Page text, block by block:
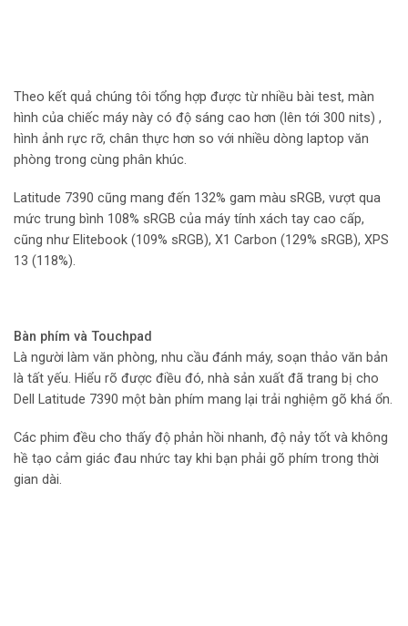
Theo kết quả chúng tôi tổng hợp được từ nhiều bài test, màn
hình của chiếc máy này có độ sáng cao hơn (lên tới 300 nits) ,
hình ảnh rực rỡ, chân thực hơn so với nhiều dòng laptop văn
phòng trong cùng phân khúc.
Latitude 7390 cũng mang đến 132% gam màu sRGB, vượt qua
mức trung bình 108% sRGB của máy tính xách tay cao cấp,
cũng như Elitebook (109% sRGB), X1 Carbon (129% sRGB), XPS
13 (118%).
Bàn phím và Touchpad
Là người làm văn phòng, nhu cầu đánh máy, soạn thảo văn bản
là tất yếu. Hiểu rõ được điều đó, nhà sản xuất đã trang bị cho
Dell Latitude 7390 một bàn phím mang lại trải nghiệm gõ khá ổn.
Các phim đều cho thấy độ phản hồi nhanh, độ nảy tốt và không
hề tạo cảm giác đau nhức tay khi bạn phải gõ phím trong thời
gian dài.